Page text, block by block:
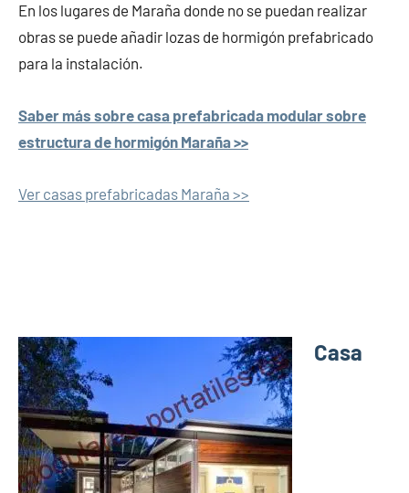
En los lugares de Maraña donde no se puedan realizar
obras se puede añadir lozas de hormigón prefabricado
para la instalación.
Saber más sobre casa prefabricada modular sobre
estructura de hormigón Maraña >>
Ver casas prefabricadas Maraña >>
Casa